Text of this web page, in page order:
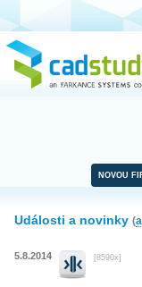
NOVOU
Události a novinky (
5.8.2014 [8590x]